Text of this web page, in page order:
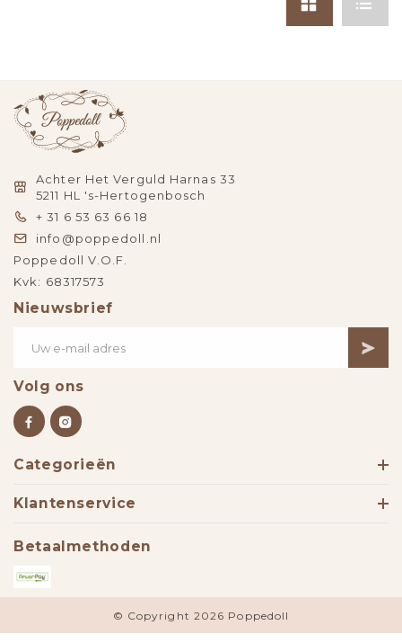
Achter Het Verguld Harnas 33
5211 HL 's-Hertogenbosch
+ 31 6 53 63 66 18
info@poppedoll.nl
Poppedoll V.O.F.
Kvk: 68317573
Nieuwsbrief
Volg ons
Categorieën
Klantenservice
Betaalmethoden
© Copyright 2026 Poppedoll